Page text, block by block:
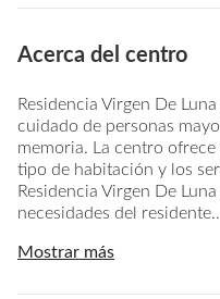
Acerca del centro
Residencia Virgen De
cuidado de personas
memoria. La centro
tipo de habitación y los
Residencia Virgen De
necesidades del
Mostrar más